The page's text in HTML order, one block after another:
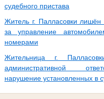
судебного пристава
Житель г. Палласовки лишён
за управление
номерами
Жительница г.
административной
нарушение установленных в